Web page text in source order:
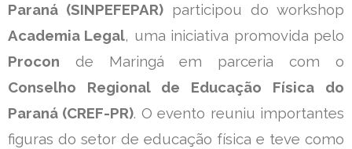
Paraná (SINPEFEPAR) participou do workshop
Academia Legal, uma iniciativa promovida pelo
Procon de Maringá em parceria com o
Conselho Regional de Educação Física do
Paraná (CREF-PR). O evento reuniu importantes
figuras do setor de educação física e teve como